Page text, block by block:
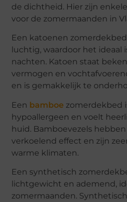
de dichtheid. Hier zijn
voor de zomermaanden in
Een katoenen
luchtig, waardoor het ideaal
nachten. Katoen staat
vermogen en
en is gemakkelijk te
Een bamboe zomerdekbed
hypoallergeen en voelt
huid. Bamboevezels
verkoelend effect en zijn
warme klimaten.
Een synthetisch
lichtgewicht en ademend,
zomermaanden.